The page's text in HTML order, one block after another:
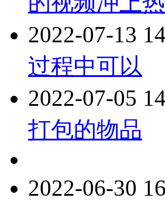
2022-07-13
过程中可以
2022-07-05
打包的物品
2022-06-30